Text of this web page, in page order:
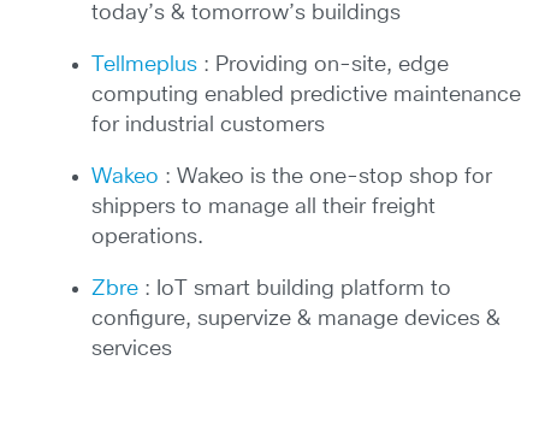
today’s & tomorrow’s buildings
Tellmeplus : Providing on-site, edge
computing enabled predictive maintenance
for industrial customers
Wakeo : Wakeo is the one-stop shop for
shippers to manage all their freight
operations.
Zbre : IoT smart building platform to
configure, supervize & manage devices &
services